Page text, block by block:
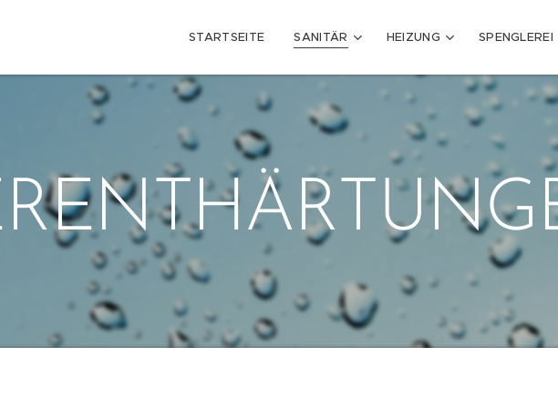
STARTSEITE SANITÄR HEIZUNG SPENGLEREI